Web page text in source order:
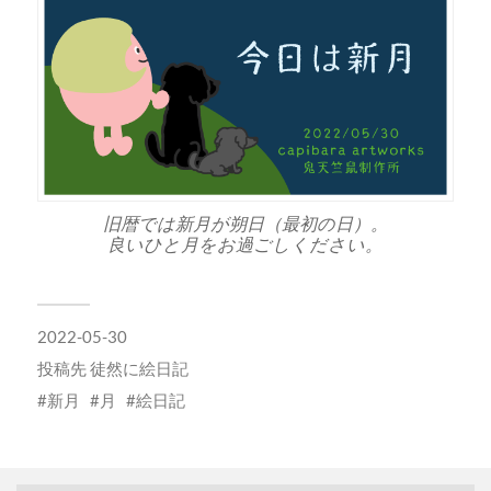
旧暦では新月が朔日（最初の日）。
良いひと月をお過ごしください。
2022-05-30
投稿先徒然に絵日記
新月
月 絵日記